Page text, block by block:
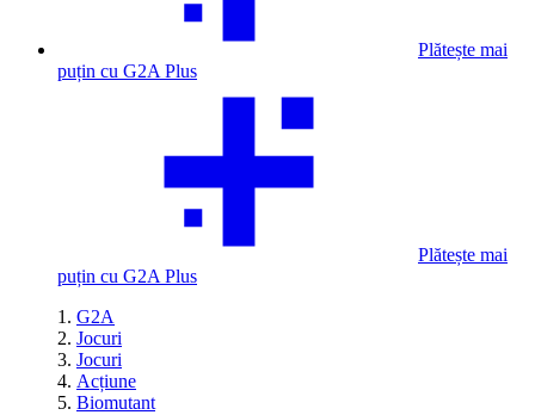
Plătește mai
puțin cu G2A Plus
Plătește mai
puțin cu G2A Plus
G2A
Jocuri
Jocuri
Acțiune
Biomutant